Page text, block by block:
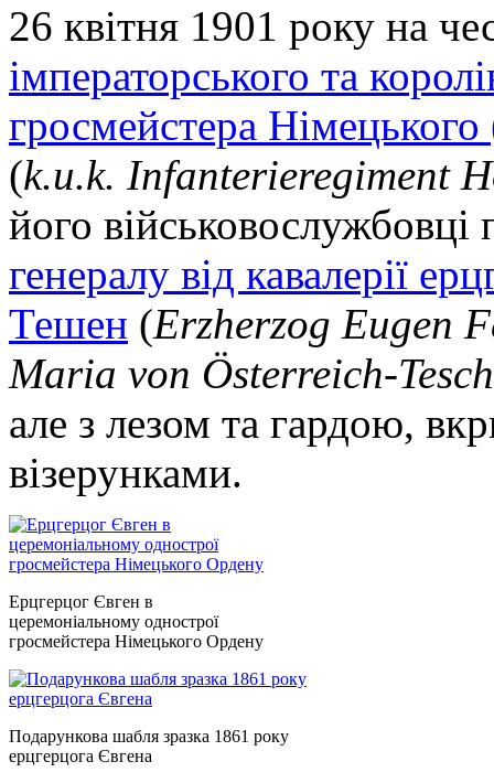
26 квітня 1901 року на
імператорського та
гросмейстера
(k.u.k. Infanterieregiment
його
генералу від кавалерії
Тешен (Erzherzog Eugen
Maria von Österreich-
але з лезом та гардою,
візерунками.
Ерцгерцог Євген в
церемоніальному однострої
гросмейстера Німецького Ордену
Подарункова шабля зразка 1861 року
ерцгерцога Євгена